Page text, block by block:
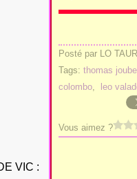
VIC :
Posté par LO
Tags: thomas
colombo, leo
Vous aimez ?